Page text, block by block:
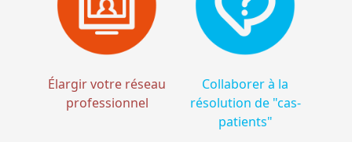
Élargir votre réseau
professionnel
Collaborer à la
résolution de "cas-
patients"